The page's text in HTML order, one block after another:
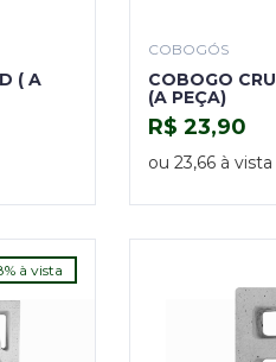
( A
COBOGÓS
COBOGO
(A PEÇA)
R$ 23,90
ou 23,66 à vista
à vista